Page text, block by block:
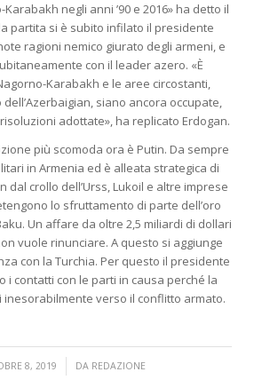
negli anni ’90 e 2016» ha detto il
partita si è subito infilato il presidente
ragioni nemico giurato degli armeni, e
con il leader azero. «È
Karabakh e le aree circostanti,
siano ancora occupate,
adottate», ha replicato Erdogan.
più scomoda ora è Putin. Da sempre
in Armenia ed è alleata strategica di
dal crollo dell’Urss, Lukoil e altre imprese
lo sfruttamento di parte dell’oro
Un affare da oltre 2,5 miliardi di dollari
vuole rinunciare. A questo si aggiunge
con la Turchia. Per questo il presidente
i contatti con le parti in causa perché la
verso il conflitto armato.
8, 2019
/ DA REDAZIONE